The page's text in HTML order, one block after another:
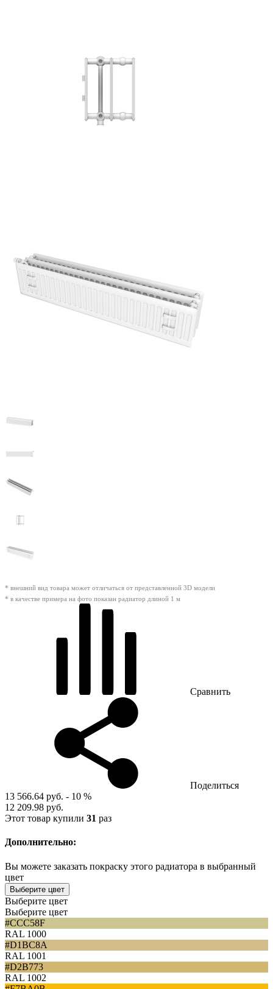
* внешний вид товара может отличаться от представленной 3D модели
* в качестве примера на фото показан радиатор длиной 1 м
Сравнить
Поделиться
13 566.64 руб. - 10 %
12 209.98 руб.
Этот товар купили 31 раз
Дополнительно:
Вы можете заказать покраску этого радиатора в выбранный
цвет
Выберите цвет
Выберите цвет
Выберите цвет
#CCC58F
RAL 1000
#D1BC8A
RAL 1001
#D2B773
RAL 1002